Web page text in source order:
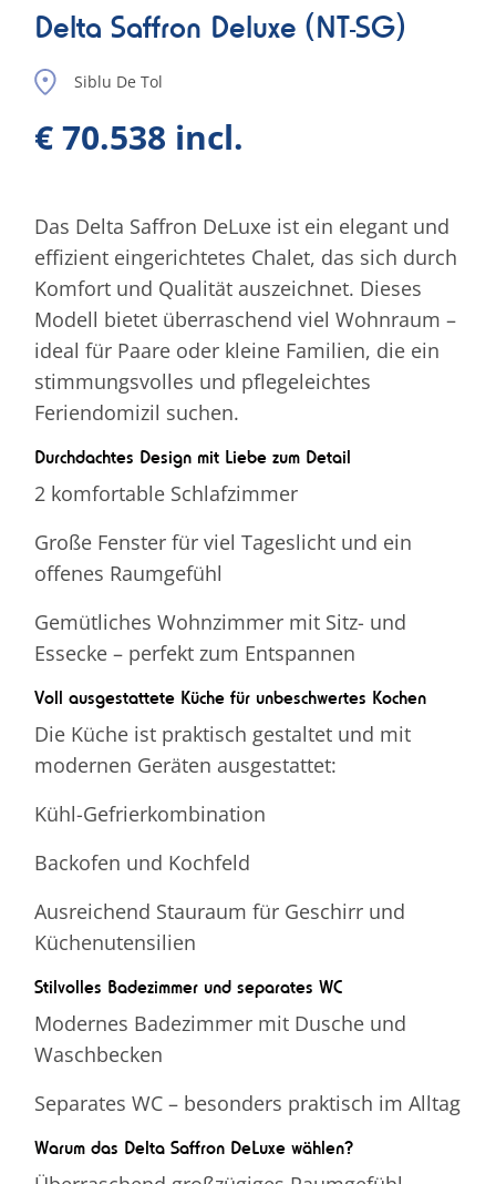
Delta Saffron Deluxe (NT-SG)
Siblu De Tol
€ 70.538 incl.
Das Delta Saffron DeLuxe ist ein elegant und
effizient eingerichtetes Chalet, das sich durch
Komfort und Qualität auszeichnet. Dieses
Modell bietet überraschend viel Wohnraum –
ideal für Paare oder kleine Familien, die ein
stimmungsvolles und pflegeleichtes
Feriendomizil suchen.
Durchdachtes Design mit Liebe zum Detail
2 komfortable Schlafzimmer
Große Fenster für viel Tageslicht und ein
offenes Raumgefühl
Gemütliches Wohnzimmer mit Sitz- und
Essecke – perfekt zum Entspannen
Voll ausgestattete Küche für unbeschwertes Kochen
Die Küche ist praktisch gestaltet und mit
modernen Geräten ausgestattet:
Kühl-Gefrierkombination
Backofen und Kochfeld
Ausreichend Stauraum für Geschirr und
Küchenutensilien
Stilvolles Badezimmer und separates WC
Modernes Badezimmer mit Dusche und
Waschbecken
Separates WC – besonders praktisch im Alltag
Warum das Delta Saffron DeLuxe wählen?